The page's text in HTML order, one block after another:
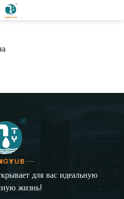
для вас идеальную
жизнь!